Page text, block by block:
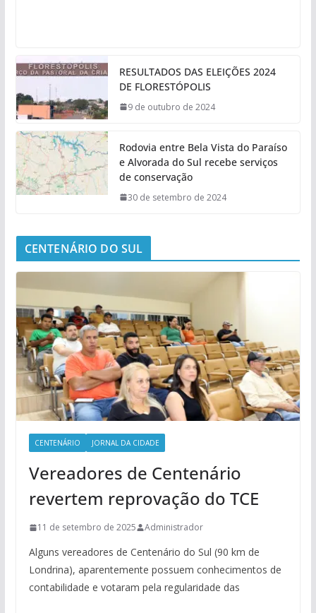
RESULTADOS DAS ELEIÇÕES 2024
DE FLORESTÓPOLIS
9 de outubro de 2024
Rodovia entre Bela Vista do Paraíso
e Alvorada do Sul recebe serviços
de conservação
30 de setembro de 2024
CENTENÁRIO DO SUL
CENTENÁRIO JORNAL DA CIDADE
Vereadores de Centenário
revertem reprovação do TCE
11 de setembro de 2025 Administrador
Alguns vereadores de Centenário do Sul (90 km de
Londrina), aparentemente possuem conhecimentos de
contabilidade e votaram pela regularidade das